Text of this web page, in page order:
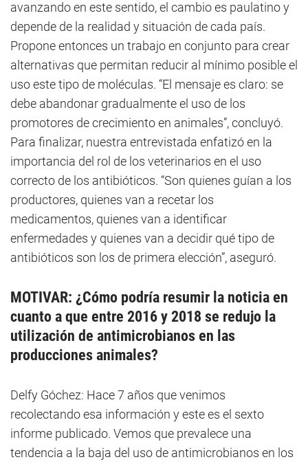
avanzando en este sentido, el cambio es paulatino y
depende de la realidad y situación de cada país.
Propone entonces un trabajo en conjunto para crear
alternativas que permitan reducir al mínimo posible el
uso este tipo de moléculas. “El mensaje es claro: se
debe abandonar gradualmente el uso de los
promotores de crecimiento en animales”, concluyó.
Para finalizar, nuestra entrevistada enfatizó en la
importancia del rol de los veterinarios en el uso
correcto de los antibióticos. “Son quienes guían a los
productores, quienes van a recetar los
medicamentos, quienes van a identificar
enfermedades y quienes van a decidir qué tipo de
antibióticos son los de primera elección”, aseguró.
MOTIVAR: ¿Cómo podría resumir la noticia en
cuanto a que entre 2016 y 2018 se redujo la
utilización de antimicrobianos en las
producciones animales?
Delfy Góchez: Hace 7 años que venimos
recolectando esa información y este es el sexto
informe publicado. Vemos que prevalece una
tendencia a la baja del uso de antimicrobianos en los